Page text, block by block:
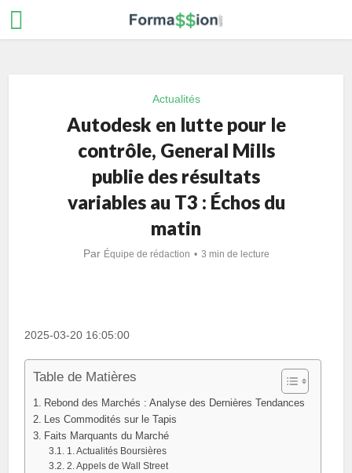
Actualités
Autodesk en lutte pour le
contrôle, General Mills
publie des résultats
variables au T3 : Échos du
matin
Par Équipe de rédaction 3 min de lecture
2025-03-20 16:05:00
Table de Matières
Rebond des Marchés : Analyse des Dernières Tendances
Les Commodités sur le Tapis
Faits Marquants du Marché
1. Actualités Boursières
2. Appels de Wall Street